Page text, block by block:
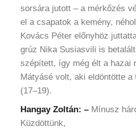
sorsára jutott – a mérkőzés
el a csapatok a kemény,
Kovács Péter előnyhöz
grúz Nika Susiasvili is
szépített, így még élt a hazai
Mátyásé volt, aki eldöntötte
(17–19).
Hangay Zoltán: – Mínusz
Küzdöttünk,